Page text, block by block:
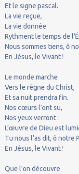
Et le signe pascal.
La vie reçue,
La vie donnée
Rythment le temps de
Nous sommes tiens, ô
En Jésus, le Vivant !
Le monde marche
Vers le règne du Christ,
Et sa nuit prendra fin.
Nos cœurs l’ont su,
Nos yeux verront :
L’œuvre de Dieu est
Tu nous l’as dit, ô notre
En Jésus, le Vivant !
Que l’on découvre